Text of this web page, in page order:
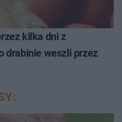
kilka dni z
drabinie weszli przez